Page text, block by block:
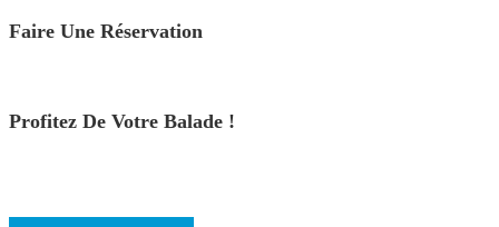
Faire Une Réservation
Profitez De Votre Balade !